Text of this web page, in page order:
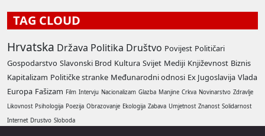
TAG CLOUD
Hrvatska Država Politika Društvo Povijest Političari
Gospodarstvo Slavonski Brod Kultura Svijet Mediji Književnost Biznis
Kapitalizam Političke stranke Međunarodni odnosi Ex Jugoslavija Vlada
Europa Fašizam Film Intervju Nacionalizam Glazba Manjine Crkva Novinarstvo Zdravlje
Likovnost Psihologija Poezija Obrazovanje Ekologija Zabava Umjetnost Znanost Solidarnost
Internet Drustvo Sloboda